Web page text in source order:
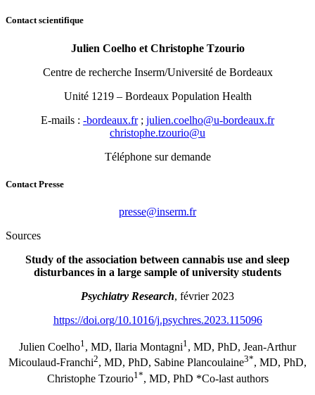
Contact scientifique
Julien Coelho et Christophe Tzourio
Centre de recherche Inserm/Université de Bordeaux
Unité 1219 – Bordeaux Population Health
E-mails :
rf.xuaedrob-u@ohleoc.neiluj
;
rf.xuaedrob-
u@oiruozt.ehpotsirhc
Téléphone sur demande
Contact Presse
rf.mresni@esserp
Sources
Study of the association between cannabis use and sleep
disturbances in a large sample of university students
Psychiatry Research, février 2023
https://doi.org/10.1016/j.psychres.2023.115096
Julien Coelho1 , MD, Ilaria Montagni1 , MD, PhD, Jean-Arthur
Micoulaud-Franchi2, MD, PhD, Sabine Plancoulaine3*, MD, PhD,
Christophe Tzourio1*, MD, PhD *Co-last authors